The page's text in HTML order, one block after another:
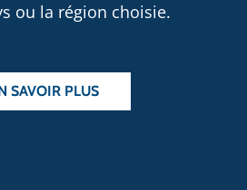
ou la région choisie.
SAVOIR PLUS